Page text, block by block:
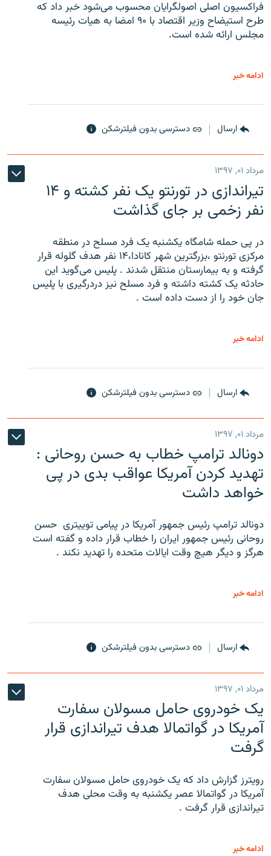
فراکسیون اصلی اصولگرایان محسوب می‌شود خبر داد که
طرح استیضاح وزیر اقتصاد با ۹۰ امضا به هیات رئیسه
مجلس ارائه شده است.
ادامه خبر
ارسال دسترسی بدون فیلترشکن
مرداد ۰۱, ۱۳۹۷
تیراندازی در تورنتو یک نفر کشته و ۱۴
نفر زخمی بر جای گذاشت
در پی حمله شامگاه یکشنبه یک فرد مسلح در منطقه
مرکزی تورنتو ،‌بزرگترین شهر کانادا،۱۴ نفر هدف گلوله قرار
گرفته و به بیمارستان منتقل شدند . پلیس می‌گوید این
حادثه یک کشته داشته و فرد مسلح نیز دردرگیری با پلیس
جان خود را از دست داده است .
ادامه خبر
ارسال دسترسی بدون فیلترشکن
مرداد ۰۱, ۱۳۹۷
دونالد ترامپ خطاب به حسن روحانی :
تهدید کردن آمریکا عواقب بدی در پی
خواهد داشت
دونالد ترامپ رئیس جمهور آمریکا در پیامی توییتری ‌ حسن
روحانی رئیس جمهور ایران را خطاب قرار داده و گفته است
هرگز و دیگر هیچ وقت ایالات متحده را تهدید نکند .
ادامه خبر
ارسال دسترسی بدون فیلترشکن
مرداد ۰۱, ۱۳۹۷
یک خودروی حامل مسولان سفارت
آمریکا در گواتمالا هدف تیراندازی قرار
گرفت
رویترز گزارش داد که یک خودروی حامل مسولان سفارت
آمریکا در گواتمالا عصر یکشنبه به وقت محلی هدف
تیراندازی قرار گرفت .
ادامه خبر